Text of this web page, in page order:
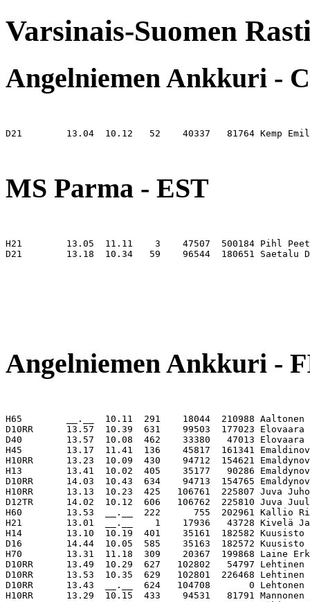
Varsinais-Suomen
Angelniemen Ankkuri -
D21        13.04  10.12   52    40337   81764
MS Parma - EST
H21        13.05  11.11    3    47507  500184
D21        13.18  10.34   59    96544  180651
Angelniemen Ankkuri -
H65        __.__  10.11  291    18044  210988
D10RR      13.57  10.39  631    99503  177023
D40        13.57  10.08  462    33380   47013
H45        13.17  11.41  136    45817  161341
H10RR      13.23  10.09  430    94712  154621
H13        13.41  10.02  405    35177   90286
D10RR      14.03  10.43  634    94713  154765
H10RR      13.13  10.23  425   106761  225807
D12TR      14.02  10.12  606   106762  225810
H60        13.53  __.__  222      755  202961
H21        13.01  __.__    1    17936   43728
H14        13.10  10.19  401    35161  182582
D16        14.44  10.05  585    35163  182572
H70        13.31  11.18  309    20367  199868
D10RR      13.49  10.29  627   102802   54797
D10RR      13.53  10.35  629   102801  226468
D10RR      13.43  __.__  624   104708       0
H10RR      13.29  10.15  433    94531   81791